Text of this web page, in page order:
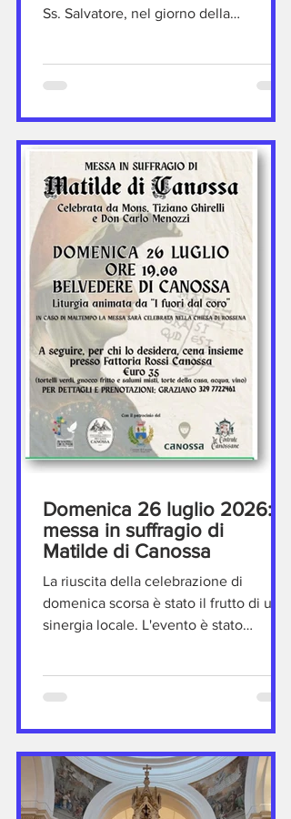
Ss. Salvatore, nel giorno della
quest'anno alla domenica precedente.
riproposto due momenti fondamentali:
la santa messa e il successivo e
tradizionale rinfresco conviviale.
Accanto al nostro parroco don Carlo,
che ha celebrato la santa messa, erano
presenti anche il diacono Giosuè e
l'accolito Mirko. Il C
Domenica 26 luglio 2026:
messa in suffragio di
Matilde di Canossa
La riuscita della celebrazione di
domenica scorsa è stato il frutto di una
sinergia locale. L'evento è stato
Pro Loco Canossa di Rossena, con il
Contrade Canossane, che con la loro
presenza hanno dato un forte valore.
La Santa Messa è stata presieduta da
mons. Tiziano Ghirelli e concelebrata